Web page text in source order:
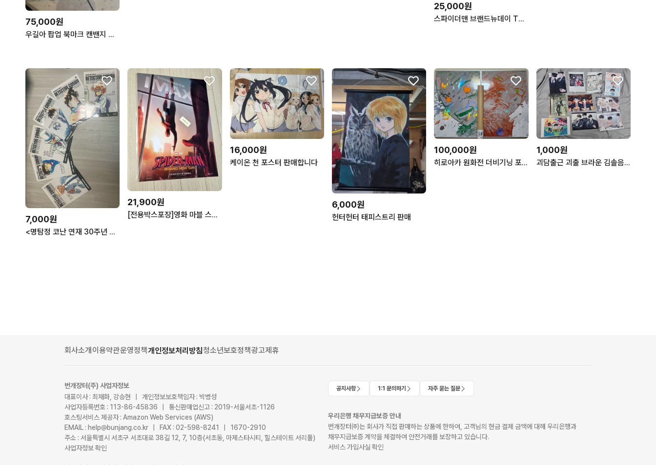
75,000원
우길아 팝업 북마크 캔밴지 필름 인형등
25,000원
스파이더맨 브랜드뉴데이 TTT
7,000원
<명탐정 코난 연재 30주년 기념> 코믹스 포스터 / 코난 포스터
21,900원
[전용박스포장]영화 마블 스파이더맨 브랜드뉴데이 아이맥스 포스터(A3)
16,000원
케이온 천 포스터 판매합니다
6,000원
헌터헌터 태피스트리 판매
100,000원
히로아카 원화전 더비기닝 포스터
1,000원
괴담출근 괴출 브라운 김솔음 현무1팀 백일몽 엽서 티켓
회사소개 이용약관운영정책개인정보처리방침청소년보호정책광고제휴
번개장터(주) 사업자정보
대표이사 : 최재화, 강승현 | 개인정보보호책임자 : 박병성
사업자등록번호 : 113-86-45836 | 통신판매업신고 : 2019-서울서초-1126
호스팅서비스 제공자 : Amazon Web Services (AWS)
EMAIL : help@bunjang.co.kr | FAX : 02-598-8241 | 1670-2910
주소 : 서울특별시 서초구 서초대로 38길 12, 7, 10층(서초동, 마제스타시티, 힐스테이트 서리풀)
사업자정보 확인
공지사항 1:1 문의하기 자주 묻는 질문
우리은행 채무지급보증 안내
번개장터㈜는 회사가 직접 판매하는 상품에 한하여, 고객님의 현금 결제 금액에 대해 우리은행과
채무지급보증 계약을 체결하여 안전거래를 보장하고 있습니다.
서비스 가입사실 확인